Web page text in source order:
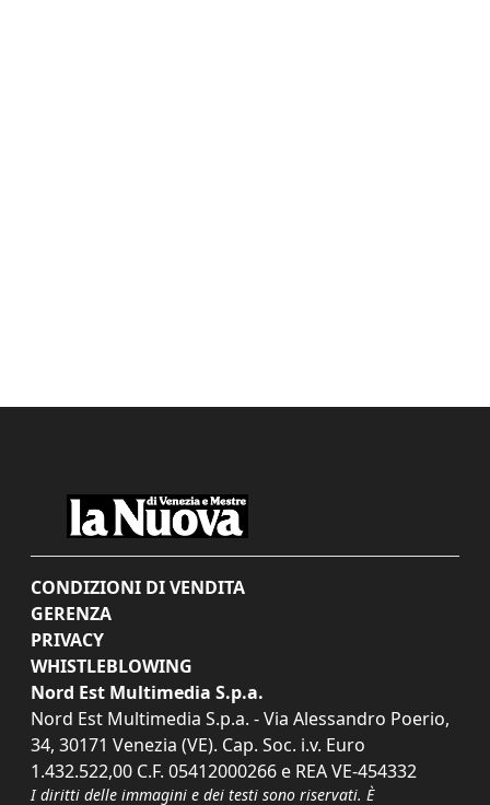
CONDIZIONI DI VENDITA
GERENZA
PRIVACY
WHISTLEBLOWING
Nord Est Multimedia S.p.a.
Nord Est Multimedia S.p.a. - Via Alessandro Poerio,
34, 30171 Venezia (VE). Cap. Soc. i.v. Euro
1.432.522,00 C.F. 05412000266 e REA VE-454332
I diritti delle immagini e dei testi sono riservati. È